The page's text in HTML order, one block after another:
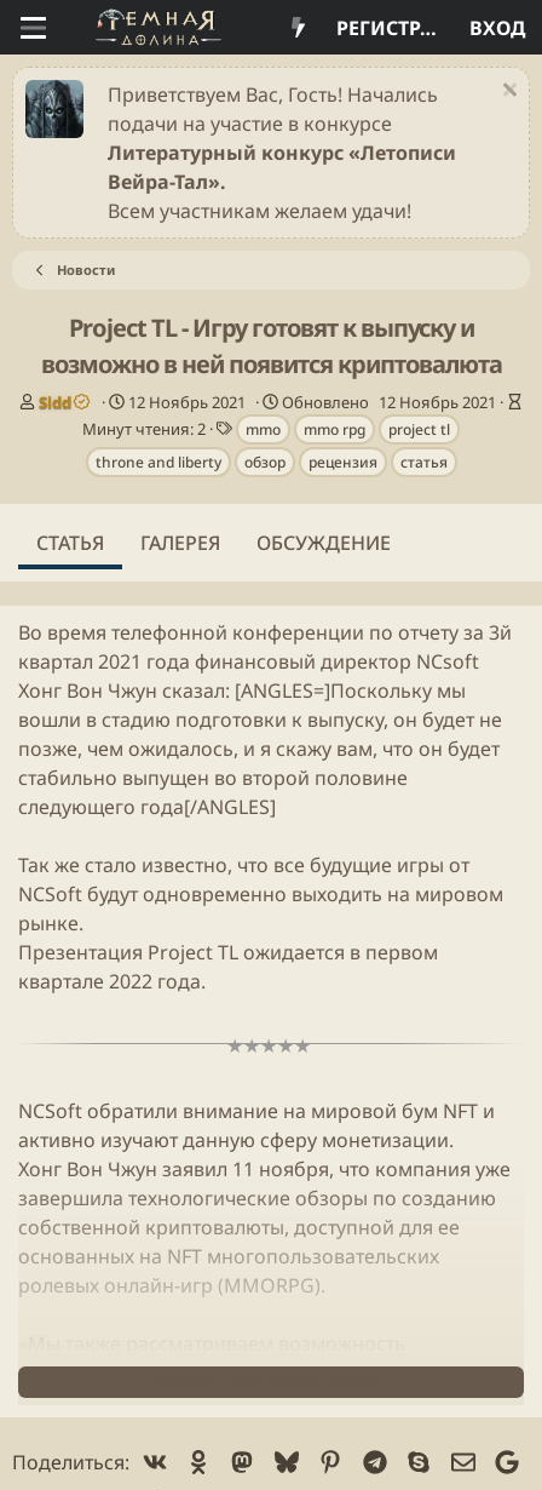
ВХОД
РЕГИСТРАЦИЯ
Приветствуем Вас, Гость! Начались
подачи на участие в конкурсе
Литературный конкурс «Летописи
Вейра-Тал».
Всем участникам желаем удачи!
Новости
Project TL - Игру готовят к выпуску и
возможно в ней появится криптовалюта
А
Sidd
Д
а
т
а
и
к
а
ц
и
12 Ноябрь 2021 Обновлено 12 Ноябрь 2021
В
н
и
Минут чтения: 2
Т
е
г
mmo mmo rpg
project tl
throne and liberty
обзор рецензия статья
СТАТЬЯ ГАЛЕРЕЯ ОБСУЖДЕНИЕ
Во время телефонной конференции по отчету за 3й
квартал 2021 года финансовый директор NCsoft
Хонг Вон Чжун сказал: [ANGLES=]Поскольку мы
вошли в стадию подготовки к выпуску, он будет не
позже, чем ожидалось, и я скажу вам, что он будет
стабильно выпущен во второй половине
следующего года[/ANGLES]
Так же стало известно, что все будущие игры от
NCSoft будут одновременно выходить на мировом
рынке.
Презентация Project TLожидается в первом
квартале 2022 года.
NCSoftобратили внимание на мировой бум NFT и
активно изучают данную сферу монетизации.
Хонг Вон Чжун заявил 11 ноября, что компания уже
завершила технологические обзоры по созданию
собственной криптовалюты, доступной для ее
основанных на NFT многопользовательских
ролевых онлайн-игр (MMORPG).
применения игровой модели «играй ради
заработка» (Play to Earn) ко всем играм,
добавил Хонг.
Поделиться: Vk Ok Mastodon
BlueskyPinterest
Telegram
Skype